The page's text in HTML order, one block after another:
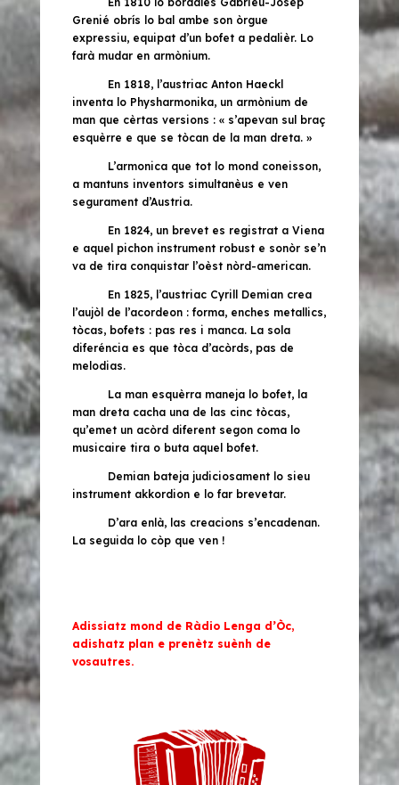
Grenié obrís lo bal ambe son òrgue
expressiu, equipat d’un bofet a pedalièr. Lo
farà mudar en armònium.
En 1818, l’austriac Anton Haeckl
inventa loPhysharmonika, un armònium de
man que cèrtas versions : « s’apevan sul braç
esquèrre e que se tòcan de la man dreta. »
L’armonica que tot lo mond coneisson,
a mantuns inventors simultanèus e ven
segurament d’Austria.
En 1824, un brevet es registrat a Viena
e aquel pichon instrument robust e sonòr se’n
va de tira conquistar l’oèst nòrd-american.
En 1825, l’austriacCyrill Demiancrea
l’aujòl de l’acordeon : forma, enches metallics,
tòcas, bofets : pas res i manca. La sola
diferéncia es que tòca d’acòrds, pas de
melodias.
La man esquèrra maneja lo bofet, la
man dreta cacha una de las cinc tòcas,
qu’emet un acòrd diferent segon coma lo
musicaire tira o buta aquel bofet.
Demian bateja judiciosament lo sieu
instrument akkordione lo far brevetar.
D’ara enlà, las creacions s’encadenan.
La seguida lo còp que ven !
Adissiatz mond de Ràdio Lenga d’Òc,
adishatz plan e prenètz suènh de
vosautres.